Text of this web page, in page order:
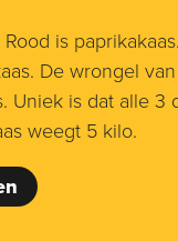
is
De wrongel
Uniek is dat alle
weegt 5 kilo.